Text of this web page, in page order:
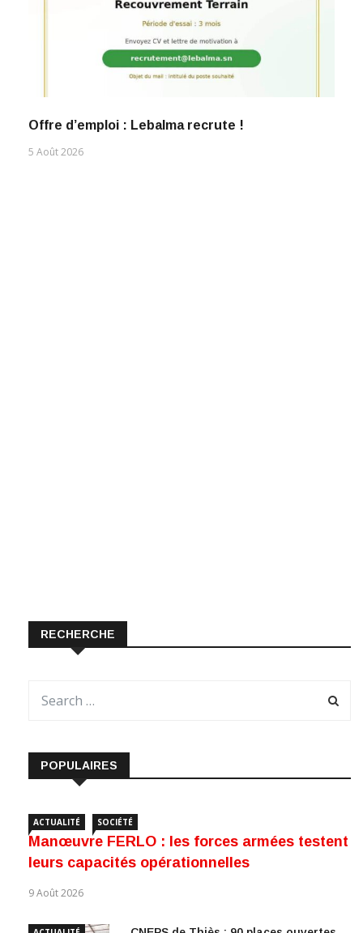
Offre d’emploi : Lebalma recrute !
5 Août 2026
RECHERCHE
POPULAIRES
ACTUALITÉ SOCIÉTÉ
Manœuvre FERLO : les forces armées testent
leurs capacités opérationnelles
9 Août 2026